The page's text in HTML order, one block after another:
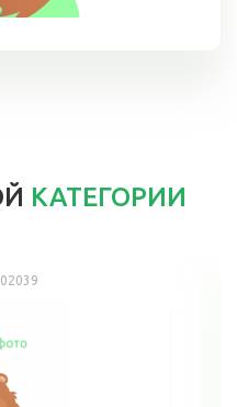
КАТЕГОРИИ